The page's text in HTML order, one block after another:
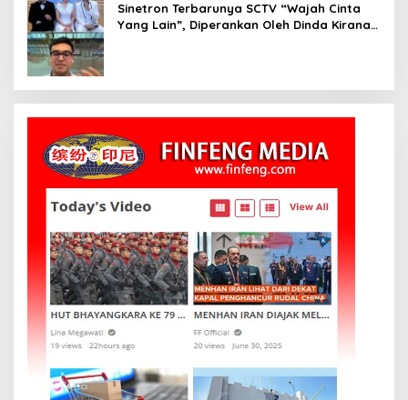
Sinetron Terbarunya SCTV “Wajah Cinta
Yang Lain”, Diperankan Oleh Dinda Kirana,